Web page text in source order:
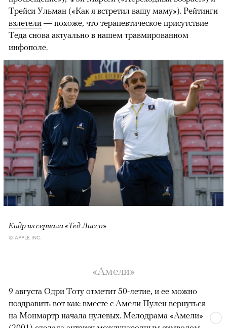
Трейси Ульман («Как я встретил вашу маму»). Рейтинги
взлетели — похоже, что терапевтическое присутствие
Теда снова актуально в нашем травмированном
инфополе.
Кадр из сериала «Тед Лассо»
© APPLE INC.
«Амели»
9 августа Одри Тоту отметит 50-летие, и ее можно
поздравить вот как: вместе с Амели Пулен вернуться
на Монмартр начала нулевых. Мелодрама «Амели»